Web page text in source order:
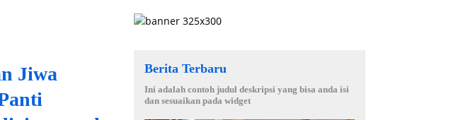
Jiwa
Berita Terbaru
Ini adalah contoh judul deskripsi yang bisa anda isi
dan sesuaikan pada widget